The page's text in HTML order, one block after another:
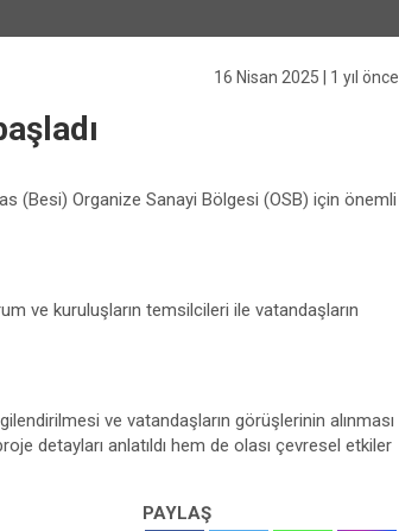
16 Nisan 2025 | 1 yıl önce
(Besi) Organize Sanayi Bölgesi (OSB) için önemli
ve kuruluşların temsilcileri ile vatandaşların
ve vatandaşların görüşlerinin alınması
detayları anlatıldı hem de olası çevresel etkiler
PAYLAŞ